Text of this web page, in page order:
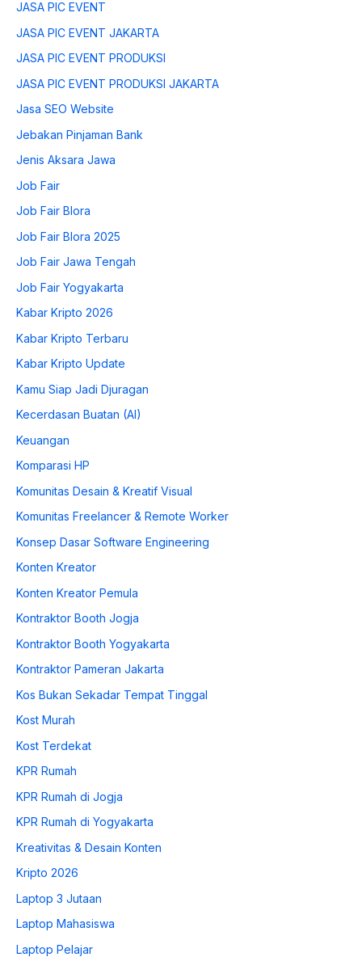
JASA PIC EVENT
JASA PIC EVENT JAKARTA
JASA PIC EVENT PRODUKSI
JASA PIC EVENT PRODUKSI JAKARTA
Jasa SEO Website
Jebakan Pinjaman Bank
Jenis Aksara Jawa
Job Fair
Job Fair Blora
Job Fair Blora 2025
Job Fair Jawa Tengah
Job Fair Yogyakarta
Kabar Kripto 2026
Kabar Kripto Terbaru
Kabar Kripto Update
Kamu Siap Jadi Djuragan
Kecerdasan Buatan (AI)
Keuangan
Komparasi HP
Komunitas Desain & Kreatif Visual
Komunitas Freelancer & Remote Worker
Konsep Dasar Software Engineering
Konten Kreator
Konten Kreator Pemula
Kontraktor Booth Jogja
Kontraktor Booth Yogyakarta
Kontraktor Pameran Jakarta
Kos Bukan Sekadar Tempat Tinggal
Kost Murah
Kost Terdekat
KPR Rumah
KPR Rumah di Jogja
KPR Rumah di Yogyakarta
Kreativitas & Desain Konten
Kripto 2026
Laptop 3 Jutaan
Laptop Mahasiswa
Laptop Pelajar